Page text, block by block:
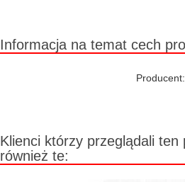
Informacja na temat cech
Producent:
Klienci którzy przeglądali ten
również te: